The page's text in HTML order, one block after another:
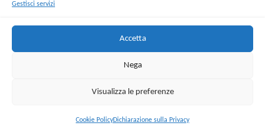
Gestisci servizi
Accetta
Nega
Visualizza le preferenze
Cookie PolicyDichiarazione sulla Privacy
Store